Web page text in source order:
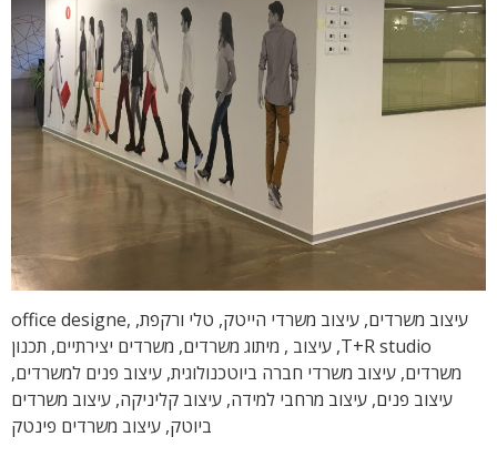
עיצוב משרדים, עיצוב משרדי הייטק, טלי ורקפת, office designe,
T+R studio, עיצוב , מיתוג משרדים, משרדים יצירתיים, תכנון
משרדים, עיצוב משרדי חברה ביוטכנולוגית, עיצוב פנים למשרדים,
עיצוב פנים, עיצוב מרחבי למידה, עיצוב קליניקה, עיצוב משרדים
ביוטק, עיצוב משרדים פינטק